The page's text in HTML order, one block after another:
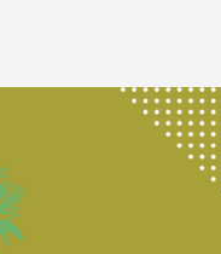
サイクル株式
株式会社コ
ンズ・エー